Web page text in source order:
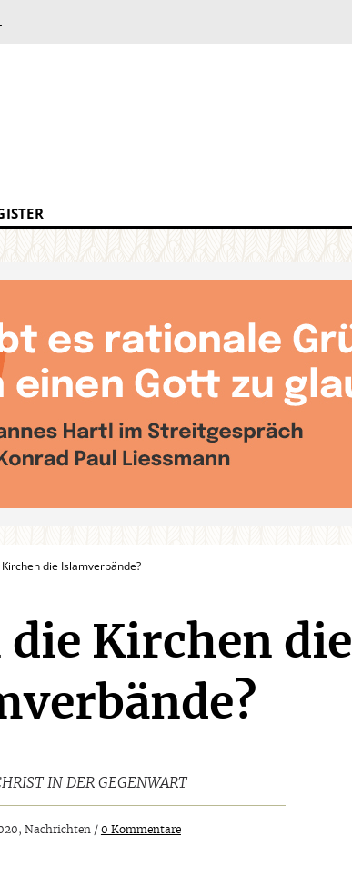
die Islamverbände?
Kirchen die
IN DER GEGENWART
Nachrichten / 0 Kommentare